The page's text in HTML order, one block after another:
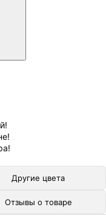
Другие цвета
Отзывы о товаре